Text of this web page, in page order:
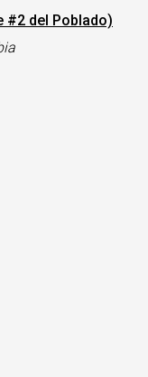
#2 del Poblado)